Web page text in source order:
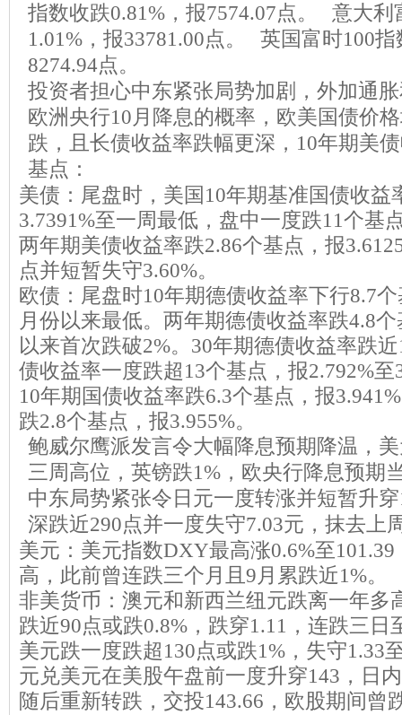
指数收跌0.81%，报7574.07点。 意大
1.01%，报33781.00点。 英国富时100
8274.94点。
投资者担心中东紧张局势加剧，外加通
欧洲央行10月降息的概率，欧美国债价
跌，且长债收益率跌幅更深，10年期美
基点：
美债：尾盘时，美国10年期基准国债收益
3.7391%至一周最低，盘中一度跌11个基
两年期美债收益率跌2.86个基点，报
点并短暂失守3.60%。
欧债：尾盘时10年期德债收益率下行8.7
月份以来最低。两年期德债收益率跌4.8
以来首次跌破2%。30年期德债收益率跌
债收益率一度跌超13个基点，报2.792%
10年期国债收益率跌6.3个基点，报
跌2.8个基点，报3.955%。
鲍威尔鹰派发言令大幅降息预期降温，
三周高位，英镑跌1%，欧央行降息预期
中东局势紧张令日元一度转涨并短暂升
深跌近290点并一度失守7.03元，抹去上
美元：美元指数DXY最高涨0.6%至
高，此前曾连跌三个月且9月累跌近1%。
非美货币：澳元和新西兰纽元跌离一年多
跌近90点或跌0.8%，跌穿1.11，连跌三日
美元跌一度跌超130点或跌1%，失守1.33
元兑美元在美股午盘前一度升穿143，日
随后重新转跌，交投143.66，欧股期间曾